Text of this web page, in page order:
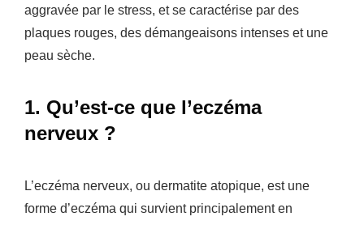
aggravée par le stress, et se caractérise par des
plaques rouges, des démangeaisons intenses et une
peau sèche.
1. Qu’est-ce que l’eczéma
nerveux ?
L’eczéma nerveux, ou dermatite atopique, est une
forme d’eczéma qui survient principalement en